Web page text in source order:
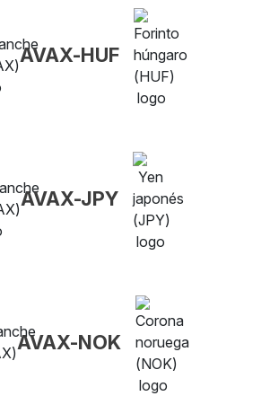
AVAX-HUF
AVAX-JPY
AVAX-NOK